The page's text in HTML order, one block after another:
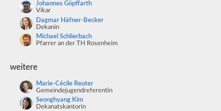
Johannes Göpffarth
Vikar
Dagmar Häfner-Becker
Dekanin
Michael Schlierbach
Pfarrer an der TH Rosenheim
weitere
Marie-Cécile Reuter
Gemeindejugendreferentin
Seonghyang Kim
Dekanatskantorin